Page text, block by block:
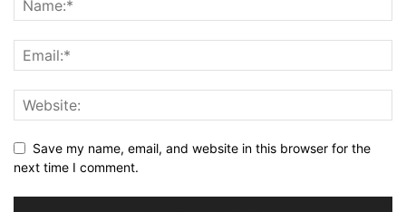
Save my name, email, and website in this browser for the
next time I comment.